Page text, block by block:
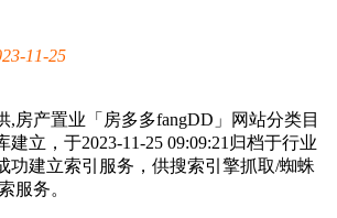
11-25
,房产置业「房多多fangDD」网站分类目
立，于2023-11-25 09:09:21归档于行业
功建立索引服务，供搜索引擎抓取/蜘蛛
服务。